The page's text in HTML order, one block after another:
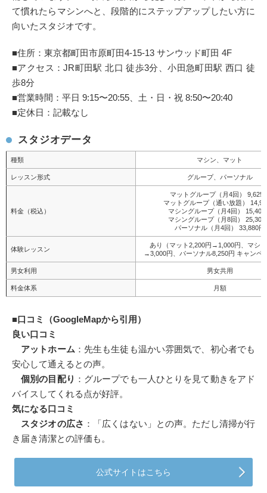
て慣れたらマシンへと、段階的にステップアップしたい方に
向いたスタジオです。
■住所：東京都町田市原町田4-15-13 サンウッド町田 4F
■アクセス：JR町田駅 北口 徒歩3分、小田急町田駅 西口 徒
歩8分
■営業時間：平日 9:15〜20:55、土・日・祝 8:50〜20:40
■定休日：記載なし
スタジオデータ
種類 マシン、マット
レッスン形式 グループ、パーソナル
料金（税込）
マットグループ（月4回） 9,625
マットグループ（通い放題）
マシングループ（月4回） 15,400
マシングループ（月8回） 25,300
パーソナル（月4回） 33,880円
体験レッスン
あり（マット2,200円→1,000円、マシ
→3,000円、パーソナル8,250円 キャンペ
男女利用 男女共用
料金体系 月額
■口コミ（GoogleMapから引用）
良い口コミ
アットホーム：先生も生徒も温かい雰囲気で、初心者でも
安心して通えるとの声。
個別の目配り ：グループでも一人ひとりを見て動きをアド
バイスしてくれる点が好評。
気になる口コミ
スタジオの広さ ：「広くはない」との声。ただし清掃が行
き届き清潔との評価も。
公式サイトはこちら